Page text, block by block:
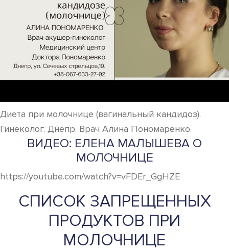
Диета при молочнице (вагинальный кандидоз).
Гинеколог. Днепр. Врач Алина Пономаренко.
ВИДЕО: ЕЛЕНА МАЛЫШЕВА О
МОЛОЧНИЦЕ
https://youtube.com/watch?v=vFDEr_GgHZE
СПИСОК ЗАПРЕЩЕННЫХ
ПРОДУКТОВ ПРИ
МОЛОЧНИЦЕ